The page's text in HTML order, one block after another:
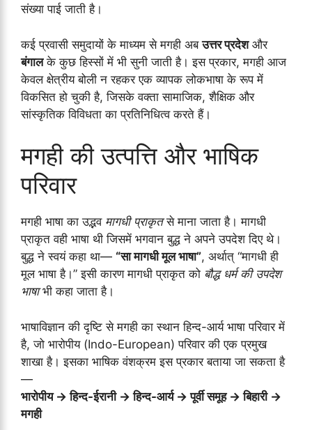
संख्या पाई जाती है।
कई प्रवासी समुदायों के माध्यम से मगही अबउत्तर प्रदेशऔर
बंगालके कुछ हिस्सों में भी सुनी जाती है। इस प्रकार, मगही आज
केवल क्षेत्रीय बोली न रहकर एक व्यापक लोकभाषा के रूप में
विकसित हो चुकी है, जिसके वक्ता सामाजिक, शैक्षिक और
सांस्कृतिक विविधता का प्रतिनिधित्व करते हैं।
मगही की उत्पत्ति और भाषिक
परिवार
मगही भाषा का उद्भव मागधी प्राकृतसे माना जाता है। मागधी
प्राकृत वही भाषा थी जिसमें भगवान बुद्ध ने अपने उपदेश दिए थे।
बुद्ध ने स्वयं कहा था— “सा मागधी मूल भाषा”, अर्थात् “मागधी ही
मूल भाषा है।” इसी कारण मागधी प्राकृत को बौद्ध धर्म की उपदेश
भाषाभी कहा जाता है।
भाषाविज्ञान की दृष्टि से मगही का स्थान हिन्द-आर्य भाषा परिवार में
है, जो भारोपीय (Indo-European) परिवार की एक प्रमुख
शाखा है। इसका भाषिक वंशक्रम इस प्रकार बताया जा सकता है
—
भारोपीय → हिन्द-ईरानी → हिन्द-आर्य → पूर्वी समूह → बिहारी →
मगही